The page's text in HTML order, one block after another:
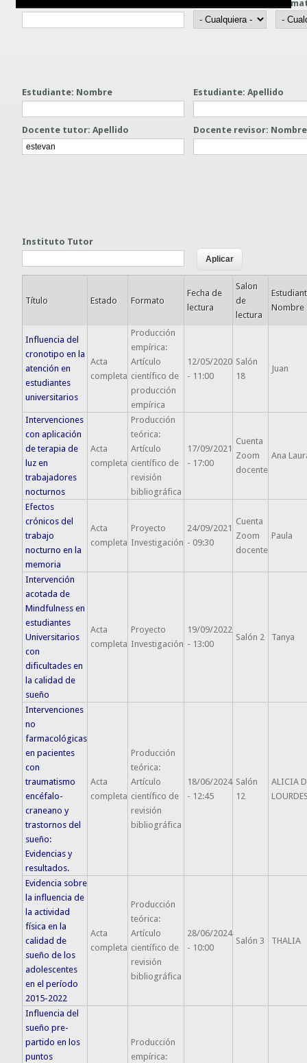
Estudiante: Nombre Estudiante: Apellido
Docente tutor: Apellido Docente revisor: Nombre
Instituto Tutor
Título Estado Formato
Fecha de
lectura
Salon
de
lectura
Nombre
Influencia del
cronotipo en la
atención en
estudiantes
universitarios
Acta
completa
Producción
empírica:
Artículo
científico de
producción
empírica
12/05/2020
- 11:00
Salón
18
Juan
Intervenciones
con aplicación
de terapia de
luz en
trabajadores
nocturnos
Acta
completa
Producción
teórica:
Artículo
científico de
revisión
bibliográfica
17/09/2021
- 17:00
Cuenta
Zoom
docente
Ana
Efectos
crónicos del
trabajo
nocturno en la
memoria
Acta
completa
Proyecto
Investigación
24/09/2021
- 09:30
Cuenta
Zoom
docente
Paula
Intervención
acotada de
Mindfulness en
estudiantes
Universitarios
con
dificultades en
la calidad de
sueño
Acta
completa
Proyecto
Investigación
19/09/2022
- 13:00
Salón 2 Tanya
Intervenciones
no
farmacológicas
en pacientes
con
traumatismo
encéfalo-
craneano y
trastornos del
sueño:
Evidencias y
resultados.
Acta
completa
Producción
teórica:
Artículo
científico de
revisión
bibliográfica
18/06/2024
- 12:45
Salón
12
ALICIA
Evidencia sobre
la influencia de
la actividad
física en la
calidad de
sueño de los
adolescentes
en el período
2015-2022
Acta
completa
Producción
teórica:
Artículo
científico de
revisión
bibliográfica
28/06/2024
- 10:00
Salón 3 THALIA
Influencia del
sueño pre-
partido en los
puntos
Producción
empírica: